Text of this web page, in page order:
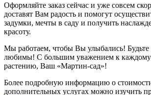
Оформляйте заказ сейчас и уже совсем
доставят Вам радость и помогут
задумки, мечты в саду и получить
красоту.
Мы работаем, чтобы Вы улыбались! Будьте
любимы! С большим уважением к
растению, Ваш «Мартин-сад»!
Более подробную информацию о
дополнительных услугах можно изучить